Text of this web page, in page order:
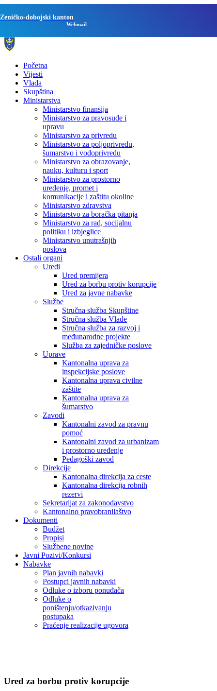
Zeničko-dobojski kanton
Webmail
Početna
Vijesti
Vlada
Skupština
Ministarstva
Ministarstvo finansija
Ministarstvo za pravosuđe i
upravu
Ministarstvo za privredu
Ministarstvo za poljoprivredu,
šumarstvo i vodoprivredu
Ministarstvo za obrazovanje,
nauku, kulturu i sport
Ministarstvo za prostorno
uređenje, promet i
komunikacije i zaštitu okoline
Ministarstvo zdravstva
Ministarstvo za boračka pitanja
Ministarstvo za rad, socijalnu
politiku i izbjeglice
Ministarstvo unutrašnjih
poslova
Ostali organi
Uredi
Ured premijera
Ured za borbu protiv korupcije
Ured za javne nabavke
Službe
Stručna služba Skupštine
Stručna služba Vlade
Stručna služba za razvoj i
međunarodne projekte
Služba za zajedničke poslove
Uprave
Kantonalna uprava za
inspekcijske poslove
Kantonalna uprava civilne
zaštite
Kantonalna uprava za
šumarstvo
Zavodi
Kantonalni zavod za pravnu
pomoć
Kantonalni zavod za urbanizam
i prostorno uređenje
Pedagoški zavod
Direkcije
Kantonalna direkcija za ceste
Kantonalna direkcija robnih
rezervi
Sekretarijat za zakonodavstvo
Kantonalno pravobranilaštvo
Dokumenti
Budžet
Propisi
Službene novine
Javni Pozivi/Konkursi
Nabavke
Plan javnih nabavki
Postupci javnih nabavki
Odluke o izboru ponuđača
Odluke o
poništenju/otkazivanju
postupaka
Praćenje realizacije ugovora
Ured za borbu protiv korupcije